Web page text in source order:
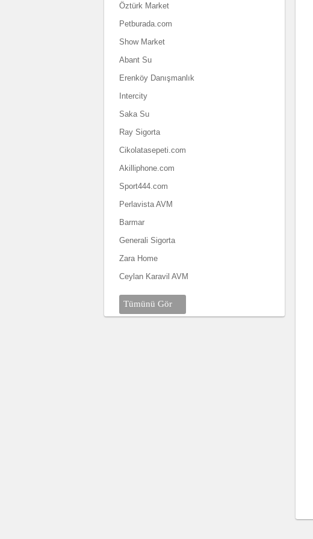
Öztürk Market
Petburada.com
Show Market
Abant Su
Erenköy Danışmanlık
Intercity
Saka Su
Ray Sigorta
Cikolatasepeti.com
Akilliphone.com
Sport444.com
Perlavista AVM
Barmar
Generali Sigorta
Zara Home
Ceylan Karavil AVM
Tümünü Gör